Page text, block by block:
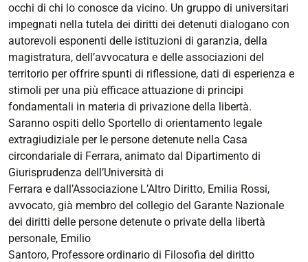
RESTA
DIRITTO.
IL
CARCERE
E
I
DIRITTI
CHE
RESTANO
2024-
12-
11T09:00:00+01:00
2024-
12-
11T18:30:00+01:00
occhi di chi lo conosce da vicino. Un gruppo di universitari
impegnati nella tutela dei diritti dei detenuti dialogano con
autorevoli esponenti delle istituzioni di garanzia, della
magistratura, dell’avvocatura e delle associazioni del
territorio per offrire spunti di riflessione, dati di esperienza e
stimoli per una più efficace attuazione di principi
fondamentali in materia di privazione della libertà.
Saranno ospiti dello Sportello di orientamento legale
extragiudiziale per le persone detenute nella Casa
circondariale di Ferrara, animato dal Dipartimento di
Giurisprudenza dell’Università di
Ferrara e dall’Associazione L’Altro Diritto, Emilia Rossi,
avvocato, già membro del collegio del Garante Nazionale
dei diritti delle persone detenute o private della libertà
personale, Emilio
Santoro, Professore ordinario di Filosofia del diritto